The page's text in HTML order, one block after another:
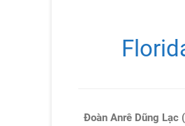
Đoàn Anrê Dũng Lạc